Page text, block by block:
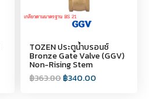
TOZEN ประตูน้ำบรอนซ์
Bronze Gate Valve (GGV)
Non-Rising Stem
฿363.80฿340.00